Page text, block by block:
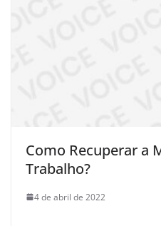
Como Recuperar a
Trabalho?
4 de abril de 2022